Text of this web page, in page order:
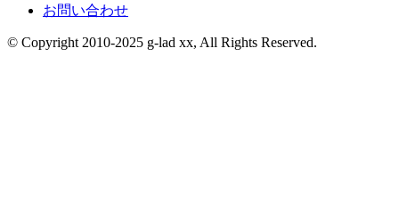
お問い合わせ
© Copyright 2010-2025 g-lad xx, All Rights Reserved.